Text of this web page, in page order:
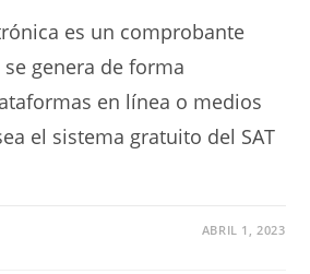
es un comprobante
genera de forma
en línea o medios
el sistema gratuito del SAT
ABRIL 1, 2023